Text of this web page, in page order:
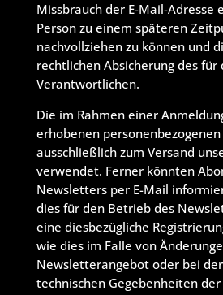
Missbrauch der E-Mail-Adresse
Person zu einem späteren
nachvollziehen zu können und
rechtlichen Absicherung des
Verantwortlichen.
Die im Rahmen einer
erhobenen
ausschließlich zum Versand
verwendet. Ferner könnten
Newsletters per E-Mail
dies für den Betrieb des
eine diesbezügliche
wie dies im Falle von
Newsletterangebot oder bei
technischen Gegebenheiten